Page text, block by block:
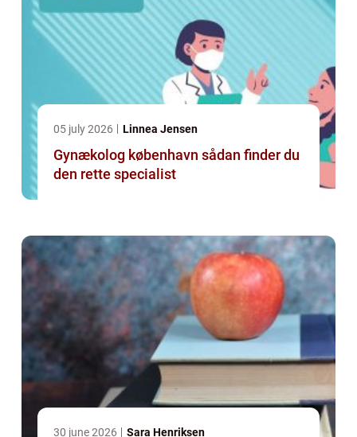
05 july 2026 Linnea Jensen
Gynækolog københavn sådan finder du
den rette specialist
30 june 2026 Sara Henriksen